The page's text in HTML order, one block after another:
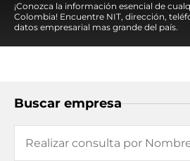
¡Conozca la información esencial de
Colombia! Encuentre NIT, dirección,
datos empresarial mas grande del país.
Buscar empresa